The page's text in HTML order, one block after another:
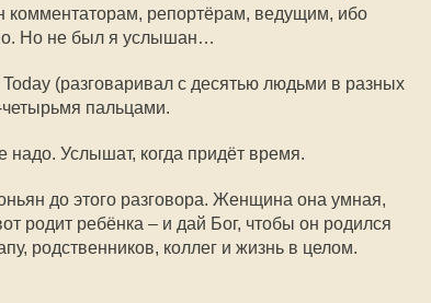
комментаторам, репортёрам, ведущим, ибо
Но не был я услышан…
(разговаривал с десятью людьми в разных
пальцами.
Услышат, когда придёт время.
до этого разговора. Женщина она умная,
родит ребёнка – и дай Бог, чтобы он родился
родственников, коллег и жизнь в целом.